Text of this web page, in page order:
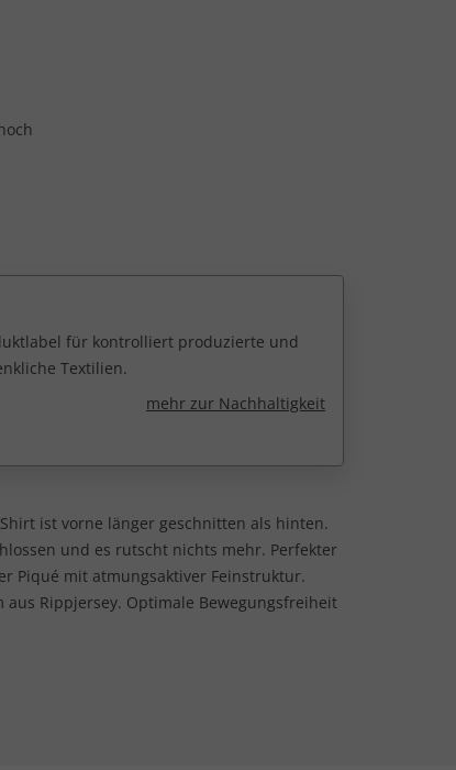
für kontrolliert produzierte und
Textilien.
mehr zur Nachhaltigkeit
ist vorne länger geschnitten als hinten.
und es rutscht nichts mehr. Perfekter
Piqué mit atmungsaktiver Feinstruktur.
aus Rippjersey. Optimale Bewegungsfreiheit